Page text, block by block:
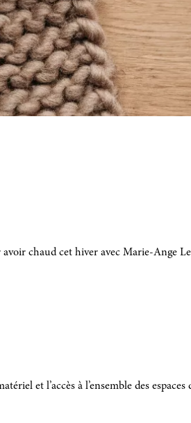
chaud cet hiver avec Marie-Ange
et l’accès à l’ensemble des espaces